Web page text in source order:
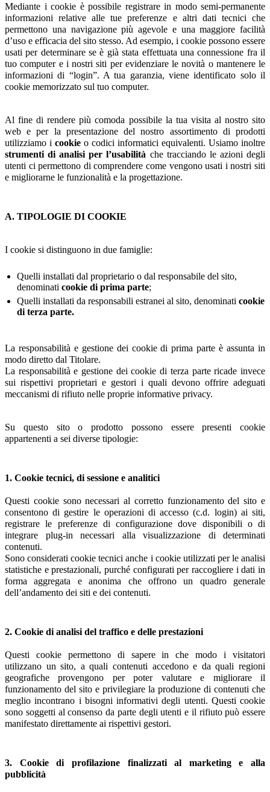
Mediante i cookie è possibile registrare in modo semi-permanente
informazioni relative alle tue preferenze e altri dati tecnici che
permettono una navigazione più agevole e una maggiore facilità
d’uso e efficacia del sito stesso. Ad esempio, i cookie possono essere
usati per determinare se è già stata effettuata una connessione fra il
tuo computer e i nostri siti per evidenziare le novità o mantenere le
informazioni di “login”. A tua garanzia, viene identificato solo il
cookie memorizzato sul tuo computer.
Al fine di rendere più comoda possibile la tua visita al nostro sito
web e per la presentazione del nostro assortimento di prodotti
utilizziamo i cookie o codici informatici equivalenti. Usiamo inoltre
strumenti di analisi per l’usabilità che tracciando le azioni degli
utenti ci permettono di comprendere come vengono usati i nostri siti
e migliorarne le funzionalità e la progettazione.
A. TIPOLOGIE DI COOKIE
I cookie si distinguono in due famiglie:
Quelli installati dal proprietario o dal responsabile del sito,
denominati cookie di prima parte;
Quelli installati da responsabili estranei al sito, denominati cookie
di terza parte.
La responsabilità e gestione dei cookie di prima parte è assunta in
modo diretto dal Titolare.
La responsabilità e gestione dei cookie di terza parte ricade invece
sui rispettivi proprietari e gestori i quali devono offrire adeguati
meccanismi di rifiuto nelle proprie informative privacy.
Su questo sito o prodotto possono essere presenti cookie
appartenenti a sei diverse tipologie:
1. Cookie tecnici, di sessione e analitici
Questi cookie sono necessari al corretto funzionamento del sito e
consentono di gestire le operazioni di accesso (c.d. login) ai siti,
registrare le preferenze di configurazione dove disponibili o di
integrare plug-in necessari alla visualizzazione di determinati
contenuti.
Sono considerati cookie tecnici anche i cookie utilizzati per le analisi
statistiche e prestazionali, purché configurati per raccogliere i dati in
forma aggregata e anonima che offrono un quadro generale
dell’andamento dei siti e dei contenuti.
2. Cookie di analisi del traffico e delle prestazioni
Questi cookie permettono di sapere in che modo i visitatori
utilizzano un sito, a quali contenuti accedono e da quali regioni
geografiche provengono per poter valutare e migliorare il
funzionamento del sito e privilegiare la produzione di contenuti che
meglio incontrano i bisogni informativi degli utenti. Questi cookie
sono soggetti al consenso da parte degli utenti e il rifiuto può essere
manifestato direttamente ai rispettivi gestori.
3. Cookie di profilazione finalizzati al marketing e alla
pubblicità